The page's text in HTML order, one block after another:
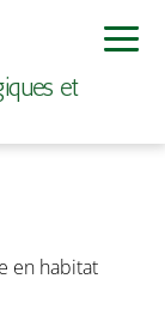
et
en habitat